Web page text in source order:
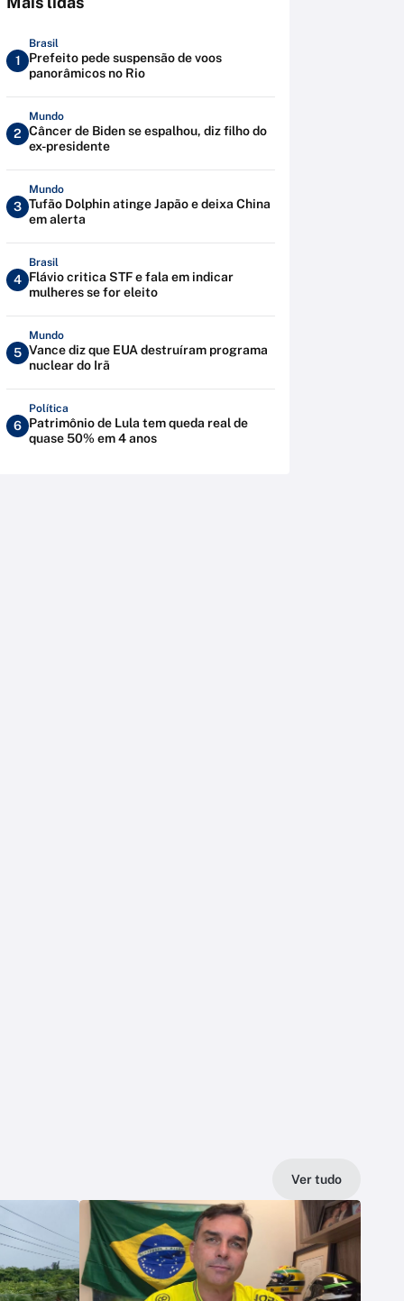
1
Brasil
Prefeito pede suspensão de voos
panorâmicos no Rio
2
Mundo
Câncer de Biden se espalhou, diz filho do
ex-presidente
3
Mundo
Tufão Dolphin atinge Japão e deixa China
em alerta
4
Brasil
Flávio critica STF e fala em indicar
mulheres se for eleito
5
Mundo
Vance diz que EUA destruíram programa
nuclear do Irã
6
Política
Patrimônio de Lula tem queda real de
quase 50% em 4 anos
Ver tudo